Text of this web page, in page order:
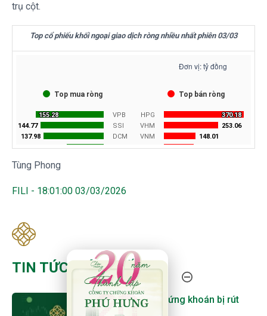
trụ cột.
Top cổ phiếu khối ngoại giao dịch ròng nhiều nhất phiên 03/03
Tùng Phong
FILI - 18:01:00 03/03/2026
TIN TỨC MỚI NHẤT
Cổ phiếu chứng khoán bị rút
20 Năm Thành Lập - Công Ty Chứng Khoán Phú